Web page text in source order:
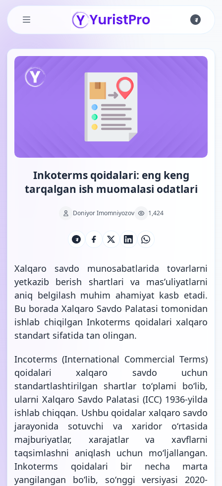
Skip to main content
Inkoterms qoidalari: eng keng
tarqalgan ish muomalasi odatlari
Doniyor Imomniyozov 1,424
Xalqaro savdo munosabatlarida tovarlarni
yetkazib berish shartlari va masʼuliyatlarni
aniq belgilash muhim ahamiyat kasb etadi.
Bu borada Xalqaro Savdo Palatasi tomonidan
ishlab chiqilgan Inkoterms qoidalari xalqaro
standart sifatida tan olingan.
Incoterms (International Commercial Terms)
qoidalari xalqaro savdo uchun
standartlashtirilgan shartlar toʻplami boʻlib,
ularni Xalqaro Savdo Palatasi (ICC) 1936-yilda
ishlab chiqqan. Ushbu qoidalar xalqaro savdo
jarayonida sotuvchi va xaridor oʻrtasida
majburiyatlar, xarajatlar va xavflarni
taqsimlashni aniqlash uchun moʻljallangan.
Inkoterms qoidalari bir necha marta
yangilangan boʻlib, soʻnggi versiyasi 2020-